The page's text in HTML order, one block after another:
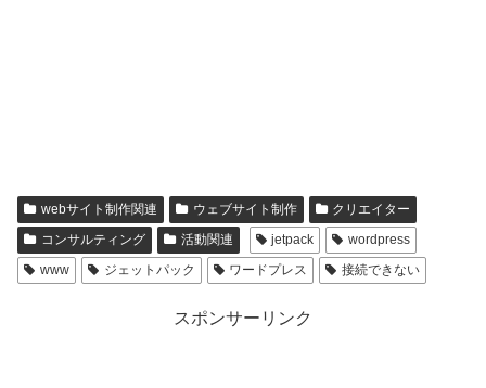
webサイト制作関連 ウェブサイト制作
クリエイター
コンサルティング
活動関連 jetpack
wordpress
www
ジェットパック ワードプレス 接続できない
スポンサーリンク